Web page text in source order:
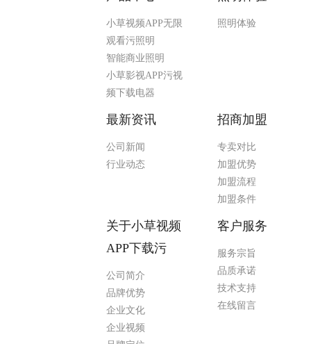
小草视频APP无限
观看污照明
智能商业照明
小草影视APP污视
频下载电器
照明体验
最新资讯
公司新闻
行业动态
招商加盟
专卖对比
加盟优势
加盟流程
加盟条件
关于小草视频
APP下载污
公司简介
品牌优势
企业文化
企业视频
客户服务
服务宗旨
品质承诺
技术支持
在线留言